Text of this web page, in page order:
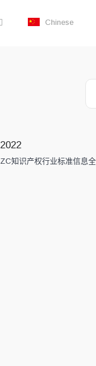
Chinese
2022
ZC知识产权行业标准信息